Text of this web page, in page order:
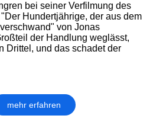
bei seiner Verfilmung des
Hundertjährige, der aus dem
von Jonas
der Handlung weglässt,
Drittel, und das schadet der
mehr erfahren